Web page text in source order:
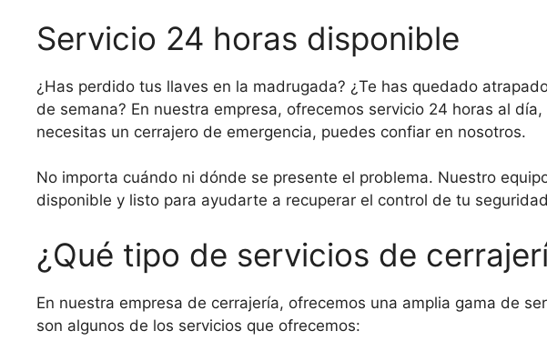
Servicio 24 horas disponible
¿Has perdido tus llaves en la madrugada? ¿Te has quedado
de semana? En nuestra empresa, ofrecemos servicio 24 horas al
necesitas un cerrajero de emergencia, puedes confiar en nosotros.
No importa cuándo ni dónde se presente el problema. Nuestro
disponible y listo para ayudarte a recuperar el control de tu
¿Qué tipo de servicios de
En nuestra empresa de cerrajería, ofrecemos una amplia gama de
son algunos de los servicios que ofrecemos: